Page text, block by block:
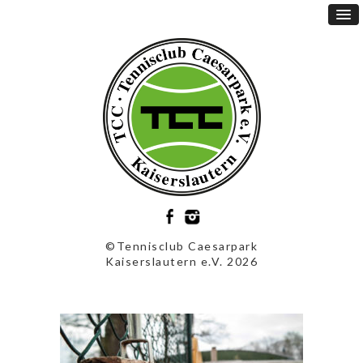
©Tennisclub Caesarpark
Kaiserslautern e.V. 2026